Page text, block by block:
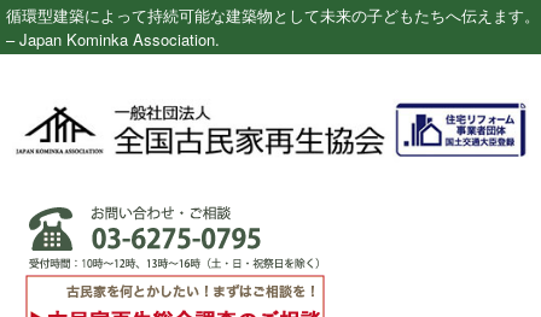
循環型建築によって持続可能な建築物として未来の子どもたちへ伝えます。
– Japan Kominka Association.